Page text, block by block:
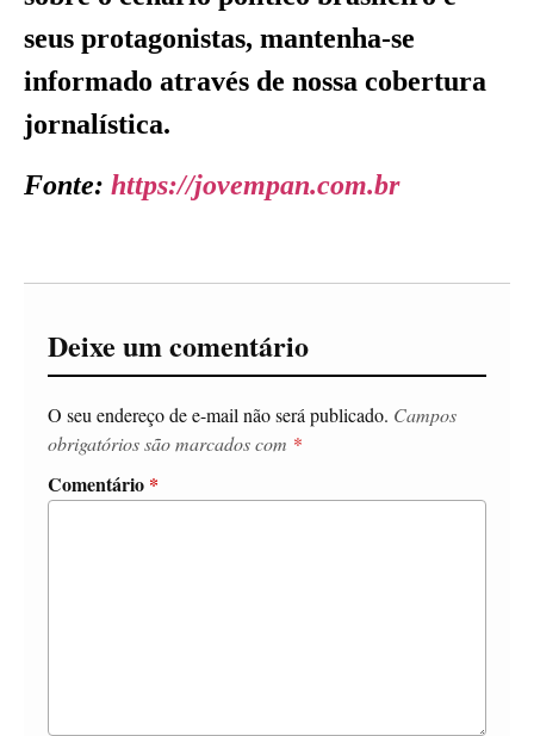
seus protagonistas, mantenha-se
informado através de nossa cobertura
jornalística.
Fonte: https://jovempan.com.br
Deixe um comentário
O seu endereço de e-mail não será publicado. Campos
obrigatórios são marcados com *
Comentário *